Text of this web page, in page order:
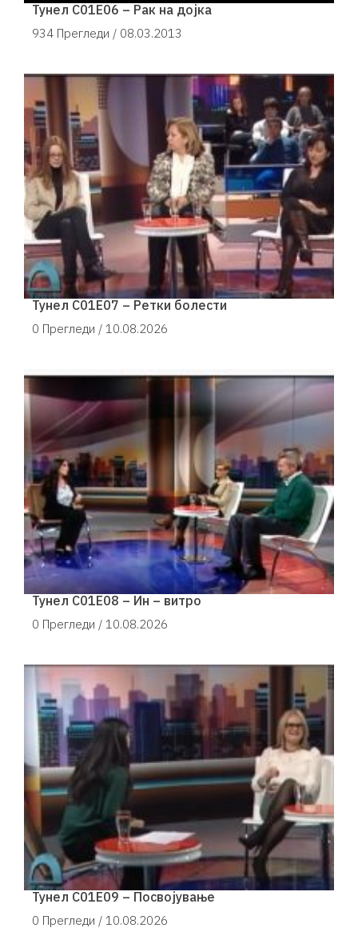
Тунел С01Е06 – Рак на дојка
934 Прегледи / 08.03.2013
Тунел С01Е07 – Ретки болести
0 Прегледи / 10.08.2026
Тунел С01Е08 – Ин – витро
0 Прегледи / 10.08.2026
Тунел С01Е09 – Посвојување
0 Прегледи / 10.08.2026